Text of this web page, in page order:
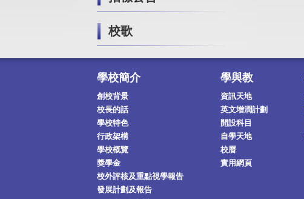
校歌
學校簡介
創校背景
校長的話
學校特色
行政架構
學校概覽
獎學金
校外評核及重點視學報告
發展計劃及報告
學與教
資訊天地
英文增潤計劃
開設科目
自學天地
校曆
實用網頁